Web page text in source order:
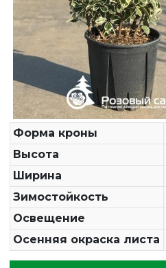
Форма кроны
Высота
Ширина
Зимостойкость
Освещение
Осенняя окраска листа